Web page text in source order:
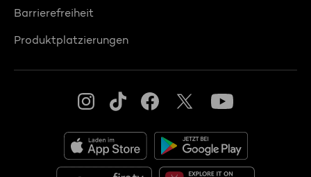
Barrierefreiheit
Produktplatzierungen